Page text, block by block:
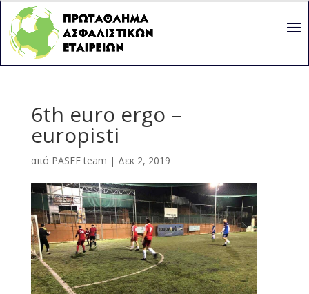
6th euro ergo –
europisti
από PASFE team | Δεκ 2, 2019